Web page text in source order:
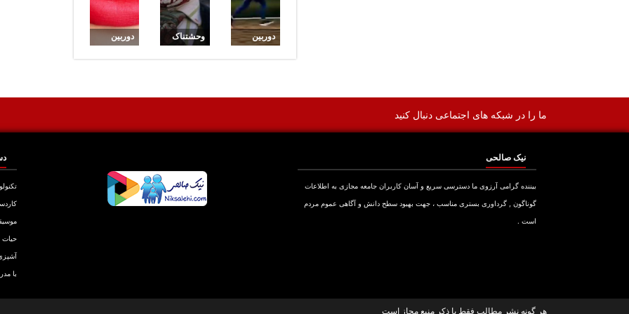
دوربین
متحرک
وحشتناک
دوربین
همسر
ما را در شبکه های اجتماعی دنبال کنید
نیک صالحی
بیننده گرامی آرزوی ما دسترسی سریع و آسان کاربران جامعه مجازی به اطلاعات
گوناگون , گرداوری بستری مناسب ، جهت بهبود سطح دانش و آگاهی عموم مردم
است .
با
هر گونه نشر مطالب فقط با ذکر منبع مجاز است